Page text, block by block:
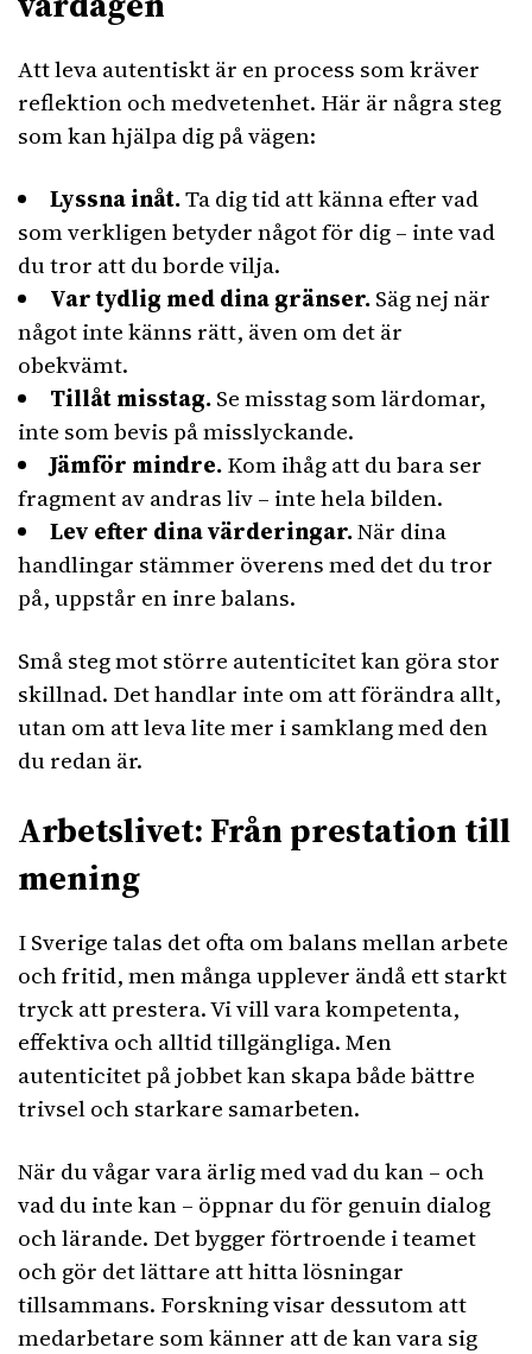
Att leva autentiskt är en process som kräver
reflektion och medvetenhet. Här är några steg
som kan hjälpa dig på vägen:
Lyssna inåt.Ta dig tid att känna efter vad
som verkligen betyder något för dig – inte vad
du tror att du borde vilja.
Var tydlig med dina gränser.Säg nej när
något inte känns rätt, även om det är
obekvämt.
Tillåt misstag.Se misstag som lärdomar,
inte som bevis på misslyckande.
Jämför mindre.Kom ihåg att du bara ser
fragment av andras liv – inte hela bilden.
Lev efter dina värderingar.När dina
handlingar stämmer överens med det du tror
på, uppstår en inre balans.
Små steg mot större autenticitet kan göra stor
skillnad. Det handlar inte om att förändra allt,
utan om att leva lite mer i samklang med den
du redan är.
Arbetslivet: Från prestation till
mening
I Sverige talas det ofta om balans mellan arbete
och fritid, men många upplever ändå ett starkt
tryck att prestera. Vi vill vara kompetenta,
effektiva och alltid tillgängliga. Men
autenticitet på jobbet kan skapa både bättre
trivsel och starkare samarbeten.
När du vågar vara ärlig med vad du kan – och
vad du inte kan – öppnar du för genuin dialog
och lärande. Det bygger förtroende i teamet
och gör det lättare att hitta lösningar
tillsammans. Forskning visar dessutom att
medarbetare som känner att de kan vara sig